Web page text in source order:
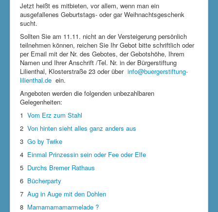
Jetzt heißt es mitbieten, vor allem, wenn man ein
ausgefallenes Geburtstags- oder gar Weihnachtsgeschenk
sucht.
Sollten Sie am 11.11. nicht an der Versteigerung persönlich
teilnehmen können, reichen Sie Ihr Gebot bitte schriftlich oder
per Email mit der Nr. des Gebotes, der Gebotshöhe, Ihrem
Namen und Ihrer Anschrift /Tel. Nr. in der Bürgerstiftung
Lilienthal, Klosterstraße 23 oder über info@buergerstiftung-
lilienthal.de ein.
Angeboten werden die folgenden unbezahlbaren
Gelegenheiten:
1 Vom Erz zum Stahl
2 Von hinten sieht alles ganz anders aus
3 Go by Twike
4 Einmal Prinzessin sein oder Fee oder Elfe
5 Durchs Bremer Rathaus
6 Bücherparty
7 Aug in Auge mit den Dohlen
8 Mamamamamarmelade ?